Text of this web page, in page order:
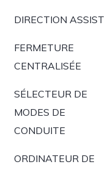
DIRECTION
FERMETURE
CENTRALISÉE
SÉLECTEUR DE
MODES DE
CONDUITE
ORDINATEUR DE